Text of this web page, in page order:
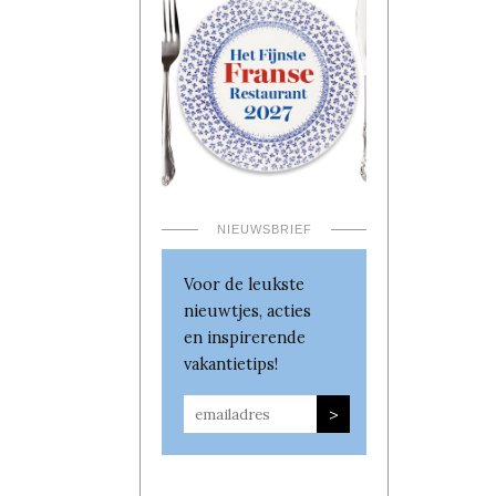
NIEUWSBRIEF
Voor de leukste
nieuwtjes, acties
en inspirerende
vakantietips!